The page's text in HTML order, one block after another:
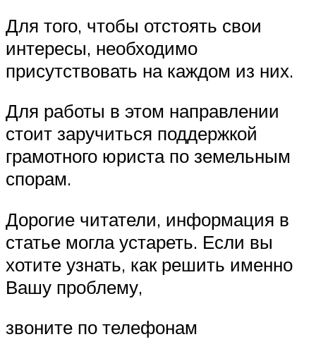
Для того, чтобы отстоять свои
интересы, необходимо
присутствовать на каждом из них.
Для работы в этом направлении
стоит заручиться поддержкой
грамотного юриста по земельным
спорам.
Дорогие читатели, информация в
статье могла устареть. Если вы
хотите узнать, как решить именно
Вашу проблему,
звоните по телефонам